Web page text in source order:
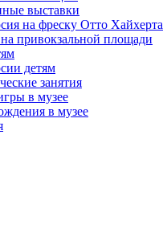
выставки
на фреску Отто Хайхерта
привокзальной площади
детям
занятия
в музее
в музее